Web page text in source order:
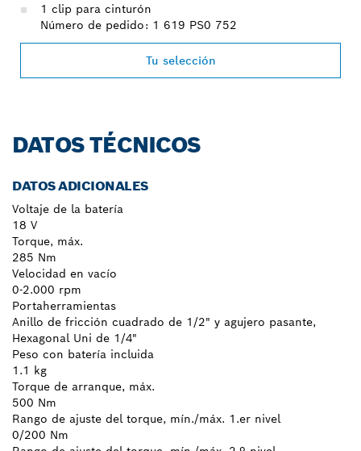
1 clip para cinturón
Número de pedido: 1 619 PS0 752
Tu selección
DATOS TÉCNICOS
DATOS ADICIONALES
Voltaje de la batería
18 V
Torque, máx.
285 Nm
Velocidad en vacío
0-2.000 rpm
Portaherramientas
Anillo de fricción cuadrado de 1/2" y agujero pasante,
Hexagonal Uni de 1/4"
Peso con batería incluida
1.1 kg
Torque de arranque, máx.
500 Nm
Rango de ajuste del torque, mín./máx. 1.er nivel
0/200 Nm